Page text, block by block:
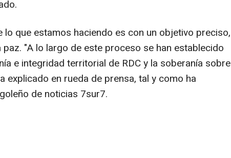
lo que estamos haciendo es con un objetivo preciso,
"A lo largo de este proceso se han establecido
e integridad territorial de RDC y la soberanía sobre
explicado en rueda de prensa, tal y como ha
de noticias 7sur7.